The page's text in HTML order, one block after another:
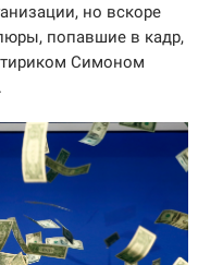
но вскоре
попавшие в кадр,
Симоном